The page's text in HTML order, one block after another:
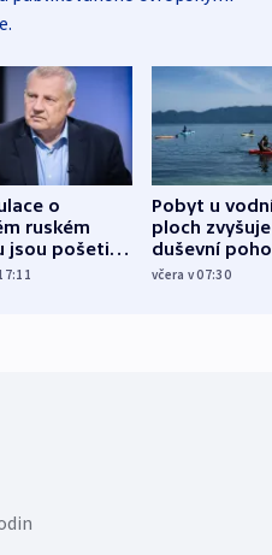
o
ruském
jsou pošetilé,
Pobyt u
ploch zvyšuje
duševní
ukázala
včera v 07:30